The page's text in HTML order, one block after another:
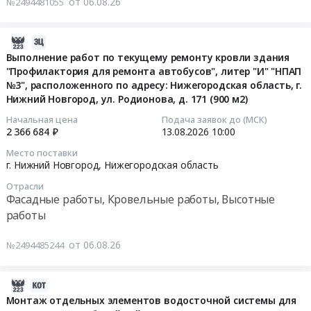
Выполнение работ по текущему ремонту кровли здания
"Профилактория для ремонта автобусов", литер "И" "НПАП
№3", расположенного по адресу: Нижегородская область, г.
Нижний Новгород, ул. Родионова, д. 171 (900 м2)
Начальная цена
2 366 684 ₽
Подача заявок до (МСК)
13.08.2026 10:00
Место поставки
г. Нижний Новгород, Нижегородская область
Отрасли
Фасадные работы, Кровельные работы, Высотные
работы
№2494485244 от 06.08.26
Монтаж отдельных элементов водосточной системы для